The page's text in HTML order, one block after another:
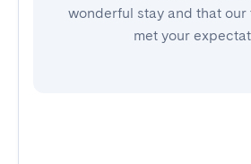
wonderful stay and that
met your